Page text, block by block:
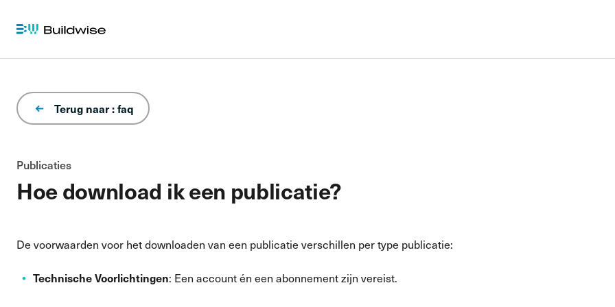
Hoe download ik een publicatie?
Publicaties
Terug naar : faq
De voorwaarden voor het downloaden van een publicatie verschillen per type publicatie:
Technische Voorlichtingen: Een account én een abonnement zijn vereist.